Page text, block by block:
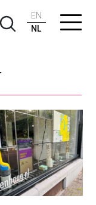
EN
NL